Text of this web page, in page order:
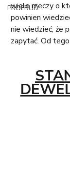
PROFBUD
wiele rzeczy o
powinien
nie wiedzieć, że
zapytać. Od